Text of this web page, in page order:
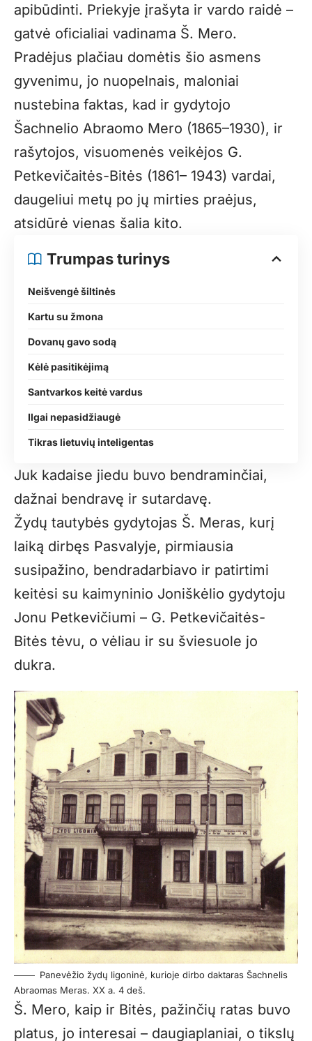
apibūdinti. Priekyje įrašyta ir vardo raidė –
gatvė oficialiai vadinama Š. Mero.
Pradėjus plačiau domėtis šio asmens
gyvenimu, jo nuopelnais, maloniai
nustebina faktas, kad ir gydytojo
Šachnelio Abraomo Mero (1865–1930), ir
rašytojos, visuomenės veikėjos G.
Petkevičaitės-Bitės (1861– 1943) vardai,
daugeliui metų po jų mirties praėjus,
atsidūrė vienas šalia kito.
Trumpas turinys
Neišvengė šiltinės
Kartu su žmona
Dovanų gavo sodą
Kėlė pasitikėjimą
Santvarkos keitė vardus
Ilgai nepasidžiaugė
Tikras lietuvių inteligentas
Juk kadaise jiedu buvo bendraminčiai,
dažnai bendravę ir sutardavę.
Žydų tautybės gydytojas Š. Meras, kurį
laiką dirbęs Pasvalyje, pirmiausia
susipažino, bendradarbiavo ir patirtimi
keitėsi su kaimyninio Joniškėlio gydytoju
Jonu Petkevičiumi – G. Petkevičaitės-
Bitės tėvu, o vėliau ir su šviesuole jo
dukra.
Panevėžio žydų ligoninė, kurioje dirbo daktaras Šachnelis
Abraomas Meras. XX a. 4 deš.
Š. Mero, kaip ir Bitės, pažinčių ratas buvo
platus, jo interesai – daugiaplaniai, o tikslų